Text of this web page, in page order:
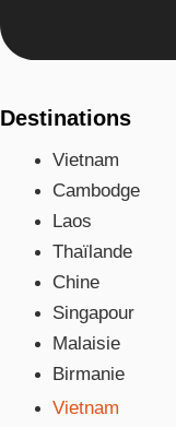
Destinations
Vietnam
Cambodge
Laos
Thaïlande
Chine
Singapour
Malaisie
Birmanie
Vietnam